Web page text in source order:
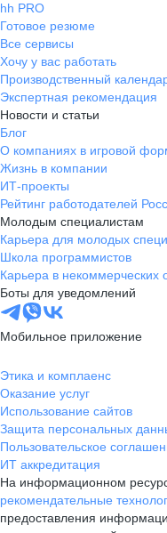
hh PRO
Готовое резюме
Все сервисы
Хочу у вас работать
Производственный
Экспертная рекомендация
Новости и статьи
Блог
О компаниях в игровой
Жизнь в компании
ИТ-проекты
Рейтинг работодателей
Молодым специалистам
Карьера для молодых
Школа программистов
Карьера в некоммерческих
Боты для уведомлений
Мобильное приложение
Этика и комплаенс
Оказание услуг
Использование сайтов
Защита персональных
Пользовательское
ИТ аккредитация
На информационном
рекомендательные
предоставления